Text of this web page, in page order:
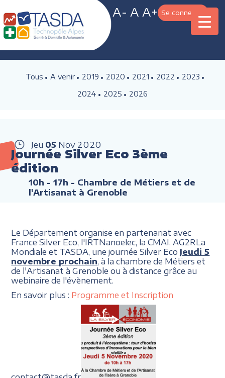
A- A A+ Se connecter
Tous A venir 2019 2020 2021 2022
2023
2024
2025 2026
Jeu 05 Nov 2020
Journée Silver Eco 3ème
édition
10h - 17h - Chambre de Métiers et de
l'Artisanat à Grenoble
Le Département organise en partenariat avec
France Silver Eco, l'IRTNanoelec, la CMAI, AG2RLa
Mondiale et TASDA, une journée Silver Eco Jeudi 5
novembre prochain , à la chambre de Métiers et
de l'Artisanat à Grenoble ou à distance grâce au
webinaire de l'évènement.
En savoir plus : Programme et Inscription